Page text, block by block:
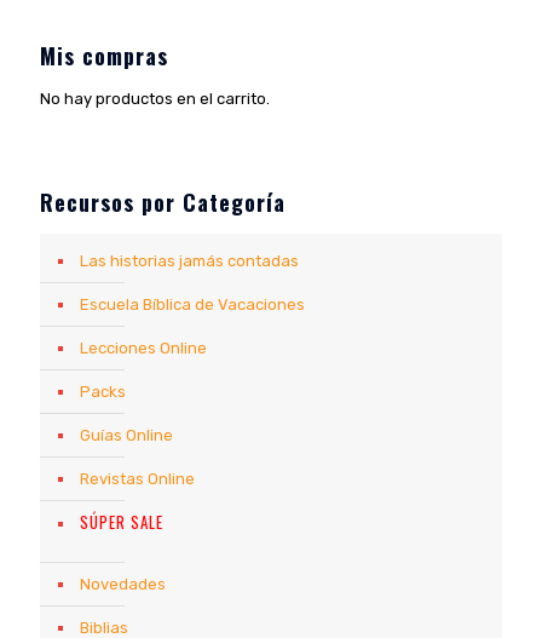
Mis compras
No hay productos en el carrito.
Recursos por Categoría
Las historias jamás contadas
Escuela Bíblica de Vacaciones
Lecciones Online
Packs
Guías Online
Revistas Online
SÚPER SALE
Novedades
Biblias